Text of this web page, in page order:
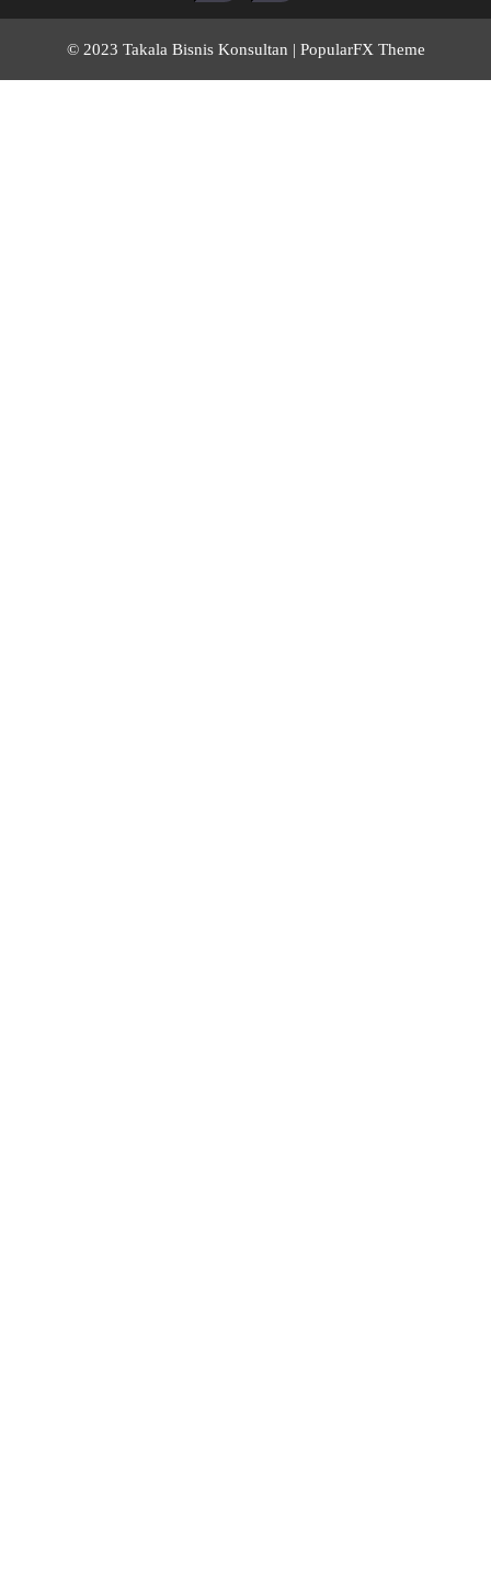
© 2023 Takala Bisnis Konsultan | PopularFX Theme